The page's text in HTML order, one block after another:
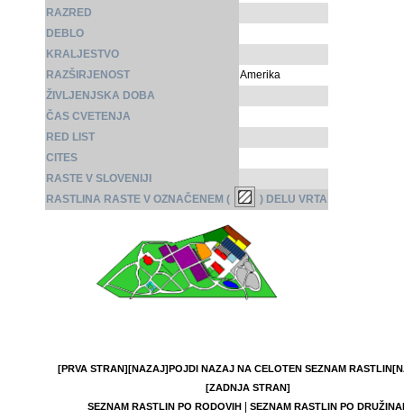
RAZRED
DEBLO
KRALJESTVO
RAZŠIRJENOST
Amerika
ŽIVLJENJSKA DOBA
ČAS CVETENJA
RED LIST
CITES
RASTE V SLOVENIJI
RASTLINA RASTE V OZNAČENEM (
) DELU VRTA
[PRVA STRAN][NAZAJ]POJDI NAZAJ NA CELOTEN SEZNAM RASTLIN
[ZADNJA STRAN]
SEZNAM RASTLIN PO RODOVIH|
SEZNAM RASTLIN PO